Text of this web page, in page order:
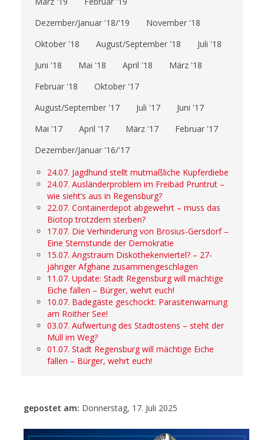
Dezember/Januar '18/'19
November '18
Oktober '18
August/September '18
Juli '18
Juni '18
Mai '18 April '18
März '18
Februar '18
Oktober '17
August/September '17
Juli '17
Juni '17
Mai '17
April '17 März '17
Februar '17
Dezember/Januar '16/'17
24.07. Jagdhund stellt mutmaßliche Kupferdiebe
24.07. Ausländerproblem im Freibad Pruntrut –
wie sieht‘s aus in Regensburg?
22.07. Containerdepot abgewehrt – muss das
Biotop trotzdem sterben?
17.07. Die Verhinderung von Brosius-Gersdorf –
Eine Sternstunde der Demokratie
15.07. Angstraum Diskothekenviertel? – 27-
jähriger Afghane zusammengeschlagen
11.07. Update: Stadt Regensburg will mächtige
Eiche fällen – Bürger, wehrt euch!
10.07. Badegäste geschockt: Parasitenwarnung
am Roither See!
03.07. Aufwertung des Stadtostens – steht der
Müll im Weg?
01.07. Stadt Regensburg will mächtige Eiche
fällen – Bürger, wehrt euch!
gepostet am: Donnerstag, 17. Juli 2025
- Anzeige -